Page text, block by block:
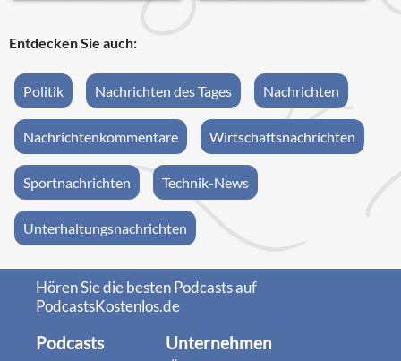
Entdecken Sie auch:
Politik Nachrichten des Tages Nachrichten
Nachrichtenkommentare Wirtschaftsnachrichten
Sportnachrichten Technik-News
Unterhaltungsnachrichten
Hören Sie die besten Podcasts auf
PodcastsKostenlos.de
Podcasts Unternehmen